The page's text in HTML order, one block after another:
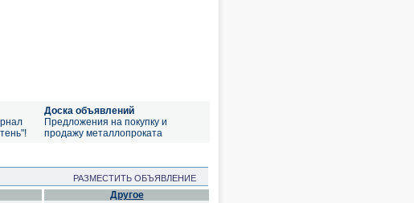
Доска объявлений
Предложения на покупку и
продажу металлопроката
РАЗМЕСТИТЬ ОБЪЯВЛЕНИЕ
Другое